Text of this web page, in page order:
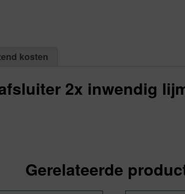
kosten
2x inwendig
Gerelateerde